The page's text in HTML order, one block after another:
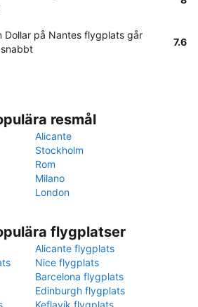
Dollar på Nantes flygplats går
7.6
resmål
Alicante
Stockholm
Rom
Milano
London
flygplatser
Alicante flygplats
Nice flygplats
Barcelona flygplats
Edinburgh flygplats
Keflavík flygplats